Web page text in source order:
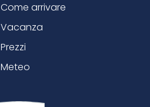
Come arrivare
Vacanza
Prezzi
Meteo